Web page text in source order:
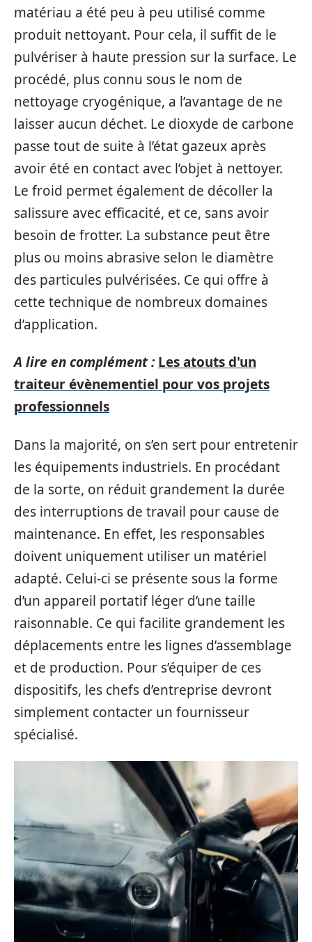
matériau a été peu à peu utilisé comme
produit nettoyant. Pour cela, il suffit de le
pulvériser à haute pression sur la surface. Le
procédé, plus connu sous le nom de
nettoyage cryogénique, a l’avantage de ne
laisser aucun déchet. Le dioxyde de carbone
passe tout de suite à l’état gazeux après
avoir été en contact avec l’objet à nettoyer.
Le froid permet également de décoller la
salissure avec efficacité, et ce, sans avoir
besoin de frotter. La substance peut être
plus ou moins abrasive selon le diamètre
des particules pulvérisées. Ce qui offre à
cette technique de nombreux domaines
d’application.
A lire en complément : Les atouts d'un
traiteur évènementiel pour vos projets
professionnels
Dans la majorité, on s’en sert pour entretenir
les équipements industriels. En procédant
de la sorte, on réduit grandement la durée
des interruptions de travail pour cause de
maintenance. En effet, les responsables
doivent uniquement utiliser un matériel
adapté. Celui-ci se présente sous la forme
d’un appareil portatif léger d’une taille
raisonnable. Ce qui facilite grandement les
déplacements entre les lignes d’assemblage
et de production. Pour s’équiper de ces
dispositifs, les chefs d’entreprise devront
simplement contacter un fournisseur
spécialisé.